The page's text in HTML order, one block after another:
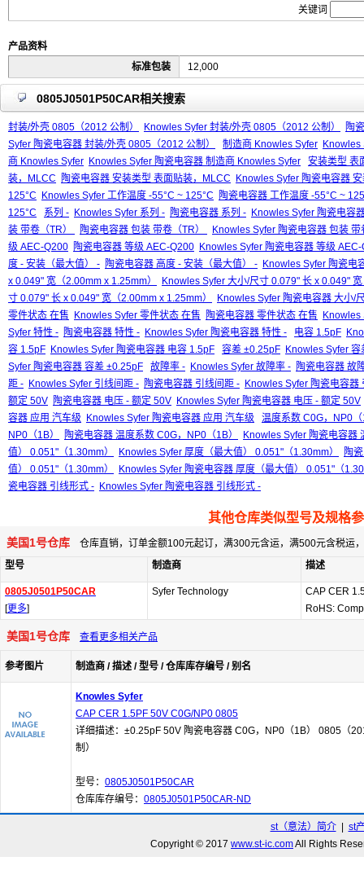
关键词
产品资料
标准包装
12,000
0805J0501P50CAR相关搜索
封装/外壳 0805（2012 公制） Knowles Syfer 封装/外壳 0805（2012 公制）
陶
Syfer 陶瓷电容器 封装/外壳 0805（2012 公制）
制造商 Knowles Syfer Knowles
商 Knowles Syfer Knowles Syfer 陶瓷电容器 制造商 Knowles Syfer
安装类型 表
装，MLCC
陶瓷电容器 安装类型 表面贴装，MLCC
Knowles Syfer 陶瓷电容器
125°C
Knowles Syfer 工作温度 -55°C ~ 125°C
陶瓷电容器 工作温度 -55°C ~
125°C
系列 - Knowles Syfer 系列 - 陶瓷电容器 系列 - Knowles Syfer 陶瓷电容
装 带卷（TR）
陶瓷电容器 包装 带卷（TR）
Knowles Syfer 陶瓷电容器 包装
级 AEC-Q200 陶瓷电容器 等级 AEC-Q200 Knowles Syfer 陶瓷电容器 等级
度 - 安装（最大值） - 陶瓷电容器 高度 - 安装（最大值） - Knowles Syfer 陶瓷电
x 0.049" 宽（2.00mm x 1.25mm）
Knowles Syfer 大小/尺寸 0.079" 长 x 0.049"
寸 0.079" 长 x 0.049" 宽（2.00mm x 1.25mm）
Knowles Syfer 陶瓷电容器 大小/
零件状态 在售
Knowles Syfer 零件状态 在售 陶瓷电容器 零件状态 在售
Knowles
Syfer 特性 - 陶瓷电容器 特性 - Knowles Syfer 陶瓷电容器 特性 - 电容 1.5pF
容 1.5pF Knowles Syfer 陶瓷电容器 电容 1.5pF 容差 ±0.25pF Knowles Syfer
Syfer 陶瓷电容器 容差 ±0.25pF
故障率 - Knowles Syfer 故障率 - 陶瓷电容器 故
距 - Knowles Syfer 引线间距 - 陶瓷电容器 引线间距 - Knowles Syfer 陶瓷电容器
额定 50V 陶瓷电容器 电压 - 额定 50V Knowles Syfer 陶瓷电容器 电压 - 额定 50V
容器 应用 汽车级
Knowles Syfer 陶瓷电容器 应用 汽车级
温度系数 C0G，NP0
NP0（1B）
陶瓷电容器 温度系数 C0G，NP0（1B）
Knowles Syfer 陶瓷电容器
值） 0.051"（1.30mm）
Knowles Syfer 厚度（最大值） 0.051"（1.30mm）
陶
值） 0.051"（1.30mm）
Knowles Syfer 陶瓷电容器 厚度（最大值） 0.051"（
瓷电容器 引线形式 - Knowles Syfer 陶瓷电容器 引线形式 -
其他仓库类似型号及规格
美国1号仓库 仓库直销，订单金额100元起订，满300元含运，满500元含税运
型号
制造商 描述
0805J0501P50CAR
[更多]
Syfer Technology
CAP CER
RoHS:
美国1号仓库 查看更多相关产品
参考图片 制造商 / 描述 / 型号 / 仓库库存编号 / 别名
Knowles Syfer
CAP CER 1.5PF 50V C0G/NP0 0805
详细描述：±0.25pF 50V 陶瓷电容器 C0G，NP0（1B） 0805（
制）
型号： 0805J0501P50CAR
仓库库存编号： 0805J0501P50CAR-ND
st（意法）简介| st
Copyright © 2017 www.st-ic.comAll Rights